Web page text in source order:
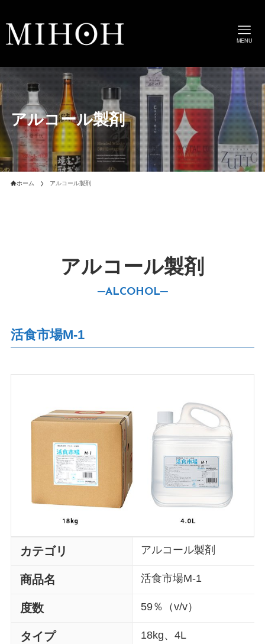
MENU
アルコール製剤
ホーム アルコール製剤
アルコール製剤
─ALCOHOL─
活食市場M-1
カテゴリ アルコール製剤
商品名 活食市場M-1
度数 59％（v/v）
タイプ 18kg、4L